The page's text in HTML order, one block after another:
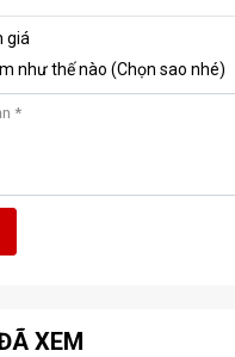
giá
như thế nào (Chọn sao nhé)
XEM